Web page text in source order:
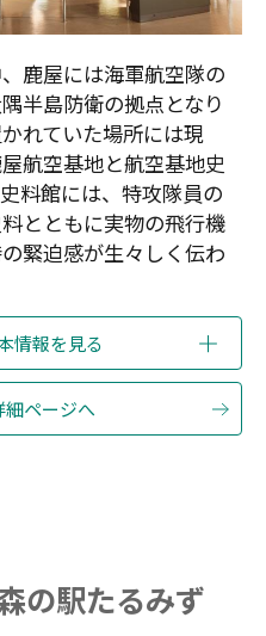
鹿屋には海軍航空隊の
半島防衛の拠点となり
れていた場所には現
航空基地と航空基地史
料館には、特攻隊員の
とともに実物の飛行機
緊迫感が生々しく伝わ
情報を見る
細ページへ
の駅たるみず